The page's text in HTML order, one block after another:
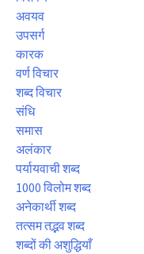
अवयव
उपसर्ग
कारक
वर्ण विचार
शब्द विचार
संधि
समास
अलंकार
पर्यायवाची शब्द
1000 विलोम शब्द
अनेकार्थी शब्द
तत्सम तद्भव शब्द
शब्दों की अशुद्धियाँ